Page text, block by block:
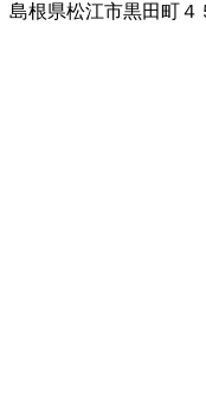
島根県松江市黒田町４